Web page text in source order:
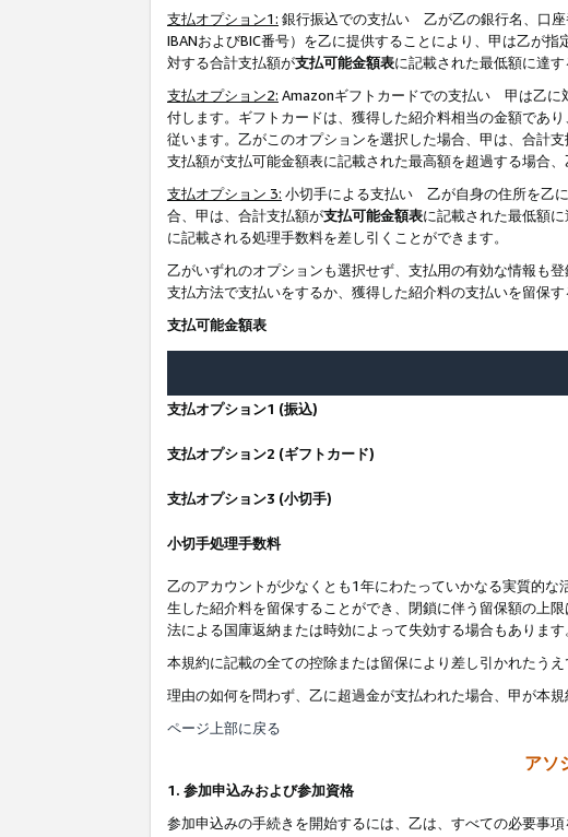
支払オプション1: 銀行振込での支払い 乙が乙の銀行名、口座
IBANおよびBIC番号）を乙に提供することにより、甲は乙が
対する合計支払額が支払可能金額表に記載された最低額に達
支払オプション2: Amazonギフトカードでの支払い 甲は乙に
付します。ギフトカードは、獲得した紹介料相当の金額であ
従います。乙がこのオプションを選択した場合、甲は、合計
支払額が支払可能金額表に記載された最高額を超過する場合
支払オプション 3: 小切手による支払い 乙が自身の住所を乙
合、甲は、合計支払額が支払可能金額表に記載された最低額
に記載される処理手数料を差し引くことができます。
乙がいずれのオプションも選択せず、支払用の有効な情報も
支払方法で支払いをするか、獲得した紹介料の支払いを留保す
支払可能金額表
支払オプション1 (振込)
支払オプション2 (ギフトカード)
支払オプション3 (小切手)
小切手処理手数料
乙のアカウントが少なくとも1年にわたっていかなる実質的
生した紹介料を留保することができ、閉鎖に伴う留保額の上限
法による国庫返納または時効によって失効する場合もあります
本規約に記載の全ての控除または留保により差し引かれたう
理由の如何を問わず、乙に超過金が支払われた場合、甲が本
ページ上部に戻る
アソ
1. 参加申込みおよび参加資格
参加申込みの手続きを開始するには、乙は、すべての必要事